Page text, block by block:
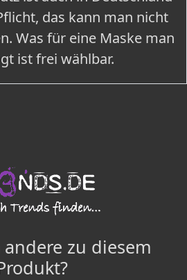
das kann man nicht
Was für eine Maske man
ist frei wählbar.
andere zu diesem